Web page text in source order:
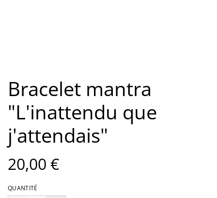
Bracelet mantra
"L'inattendu que
j'attendais"
20,00 €
QUANTITÉ